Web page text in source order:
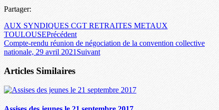
Partager:
AUX SYNDIQUES CGT RETRAITES METAUX
TOULOUSEPrécédent
Compte-rendu réunion de négociation de la convention collective
nationale, 29 avril 2021 Suivant
Articles Similaires